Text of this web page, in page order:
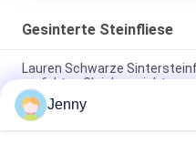
Gesinterte Steinfliese
Lauren Schwarze
perfektes Gleichgewicht
Wärmedämmung
Polsterung Tischplatte
Jenny